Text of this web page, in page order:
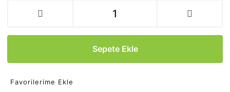
Sepete Ekle
Favorilerime Ekle